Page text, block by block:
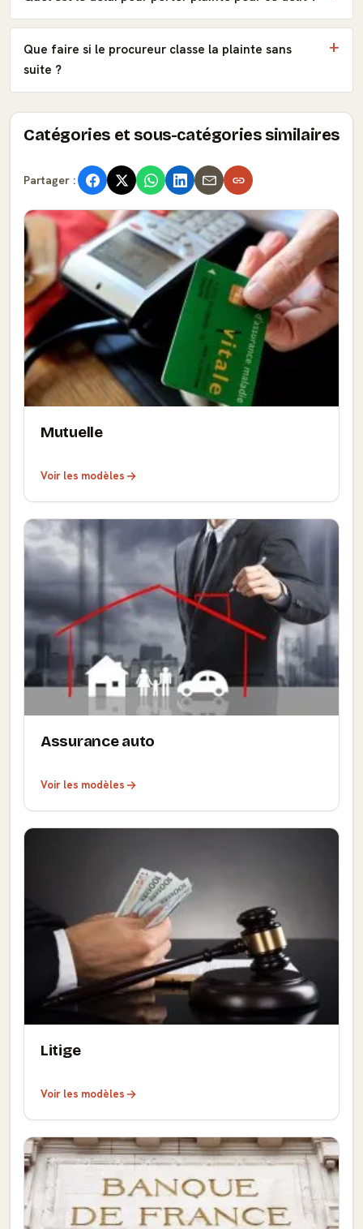
Que faire si le procureur classe la plainte sans
suite ?
Catégories et sous-catégories similaires
Partager :
Mutuelle
Voir les modèles
Assurance auto
Voir les modèles
Litige
Voir les modèles